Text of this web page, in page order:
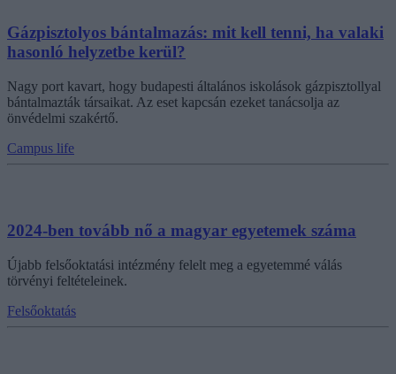
Gázpisztolyos bántalmazás: mit kell tenni, ha valaki
hasonló helyzetbe kerül?
Nagy port kavart, hogy budapesti általános iskolások gázpisztollyal
bántalmazták társaikat. Az eset kapcsán ezeket tanácsolja az
önvédelmi szakértő.
Campus life
2024-ben tovább nő a magyar egyetemek száma
Újabb felsőoktatási intézmény felelt meg a egyetemmé válás
törvényi feltételeinek.
Felsőoktatás